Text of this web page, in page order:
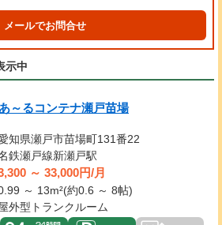
メールでお問合せ
示中
～るコンテナ瀬戸苗場
知県瀬戸市苗場町131番22
鉄瀬戸線新瀬戸駅
～ 33,000円/月
～ 13m²(約0.6 ～ 8帖)
外型トランクルーム